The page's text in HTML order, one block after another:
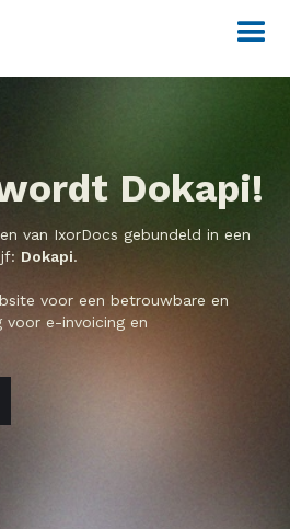
Dokapi!
van IxorDocs gebundeld in een
Dokapi.
voor een betrouwbare en
voor e-invoicing en